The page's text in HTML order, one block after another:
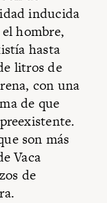
inducida
hombre,
hasta
litros de
con una
de que
son más
Vaca
de